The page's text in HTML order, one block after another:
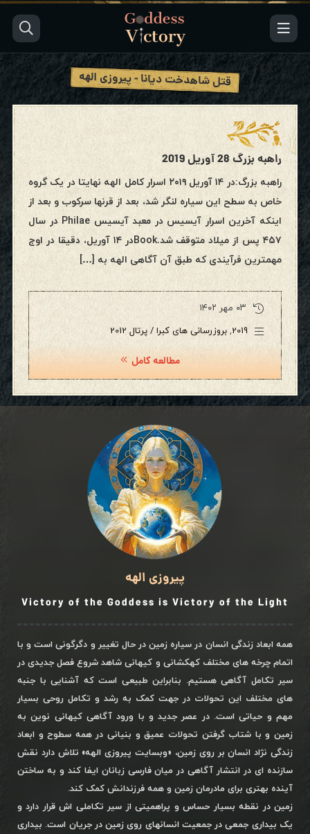
قتل شاهدخت دیانا - پیروزی الهه
راهبه بزرگ 28 آوریل 2019
راهبه بزرگ:در ۱۴ آوریل ۲۰۱۹ اسرار کامل الهه نهایتا در یک گروه
خاص به سطح این سیاره لنگر شد، بعد از قرنها سرکوب و بعد از
اینکه آخرین اسرار آیسیس در معبد آیسیس Philae در سال
۴۵۷ پس از میلاد متوقف شد.Bookدر ۱۴ آوریل، دقیقا در اوج
مهمترین فرآیندی که طبق آن آگاهی الهه به […]
۰۳ مهر ۱۴۰۲
2019
, بروزرسانی های کبرا / پرتال 2012
مطالعه کامل
پیروزی الهه
Victory of the Goddess is Victory of the Light
همه ابعاد زندگی انسان در سیاره زمین در حال تغییر و دگرگونی است و با
اتمام چرخه های مختلف کهکشانی و کیهانی شاهد شروع فصل جدیدی در
سیر تکامل آگاهی هستیم. بنابراین طبیعی است که آشنایی با جنبه
های مختلف این تحولات در جهت کمک به رشد و تکامل روحی بسیار
مهم و حیاتی است. در عصر جدید و با ورود آگاهی کیهانی نوین به
زمین و با شتاب گرفتن تحولات عمیق و بنیانی در همه سطوح و ابعاد
زندگی نژاد انسان بر روی زمین، «وبسایت پیروزی الهه» تلاش دارد نقش
سازنده ای در انتشار آگاهی در میان فارسی زبانان ایفا کند و به ساختن
آینده بهتری برای مادرمان زمین و همه فرزندانش کمک کند.
زمین در نقطه بسیار حساس و پراهمیتی از سیر تکاملی اش قرار دارد و
یک بیداری جمعی در جمعیت انسانهای روی زمین در جریان است. بیداری